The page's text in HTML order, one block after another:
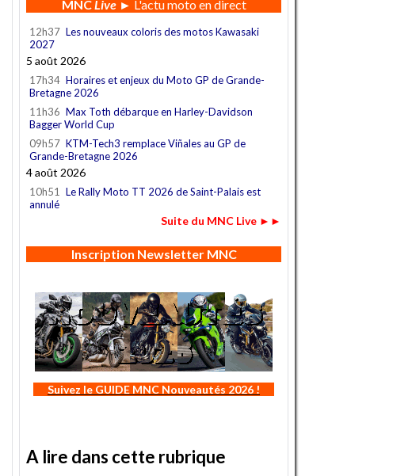
MNCLive► L'actu moto en direct
12h37 Les nouveaux coloris des motos Kawasaki
2027
5 août 2026
17h34 Horaires et enjeux du Moto GP de Grande-
Bretagne 2026
11h36 Max Toth débarque en Harley-Davidson
Bagger World Cup
09h57 KTM-Tech3 remplace Viñales au GP de
Grande-Bretagne 2026
4 août 2026
10h51
Le Rally Moto TT 2026 de Saint-Palais est
annulé
Suite du MNC Live ►►
Inscription Newsletter MNC
Suivez le GUIDE MNC Nouveautés 2026 !
A lire dans cette rubrique